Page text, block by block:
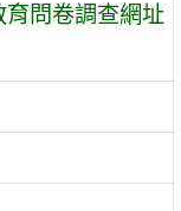
問卷調查網址